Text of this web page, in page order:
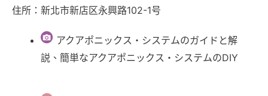
住所：新北市新店区永興路102-1号
アクアポニックス・システムのガイドと解
説、簡単なアクアポニックス・システムのDIY